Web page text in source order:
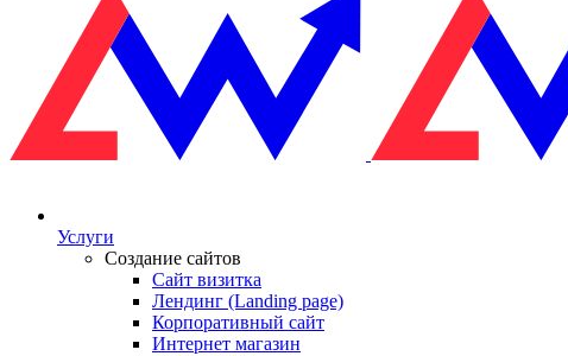
Услуги
Создание сайтов
Сайт визитка
Лендинг (Landing page)
Корпоративный сайт
Интернет магазин